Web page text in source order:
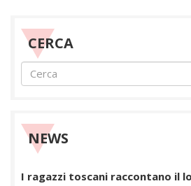
CERCA
NEWS
I ragazzi toscani raccontano il